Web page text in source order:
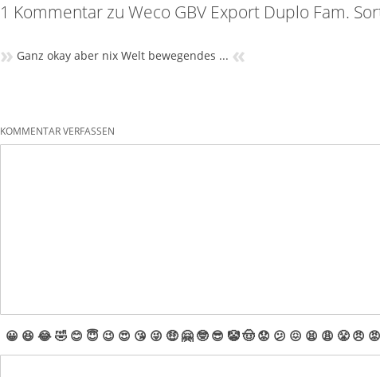
1 Kommentar zu Weco GBV Export Duplo Fam.
» Ganz okay aber nix Welt bewegendes ... «
KOMMENTAR VERFASSEN
😀 😆 😂🤣 😊 😇 😉 😍 😘 😜 🤑 🤗 🤓 😎 🤡🤠 😟 😕 😖 😫 😩 😤 😠 😡